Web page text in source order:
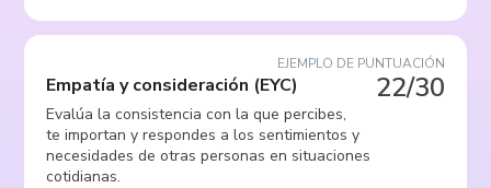
EJEMPLO DE PUNTUACIÓN
22/30
Empatía y consideración (EYC)
Evalúa la consistencia con la que percibes,
te importan y respondes a los sentimientos y
necesidades de otras personas en situaciones
cotidianas.